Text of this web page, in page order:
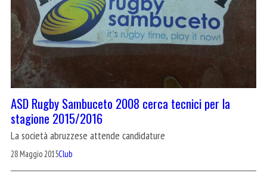
ASD Rugby Sambuceto 2008 cerca tecnici per la
stagione 2015/2016
La società abruzzese attende candidature
28 Maggio 2015Club